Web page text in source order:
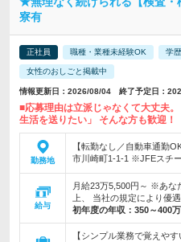
寮有
正社員 職種・業種未経験OK 学
女性のおしごと掲載中
情報更新日：2026/08/04 終了予定日：
■応募理由は立派じゃなくて大丈夫
生活を送りたい」 そんな方も歓迎！
勤務地
【転勤なし／自動車通勤
市川崎町1-1-1 ※JFEスチ
給与
月給23万5,500円～ ※あな
上、 当社の規定により優
初年度の年収： 350～400
【シンプル業務で覚えや